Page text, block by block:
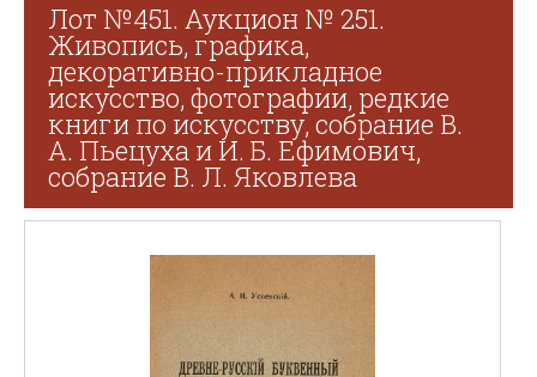
Лот №451. Аукцион № 251.
Живопись, графика,
декоративно-прикладное
искусство, фотографии, редкие
книги по искусству, собрание В.
А. Пьецуха и И. Б. Ефимович,
собрание В. Л. Яковлева